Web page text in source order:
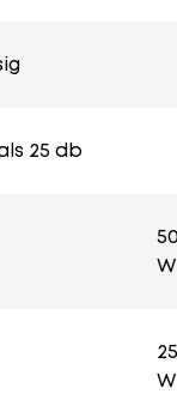
25 db
W
W